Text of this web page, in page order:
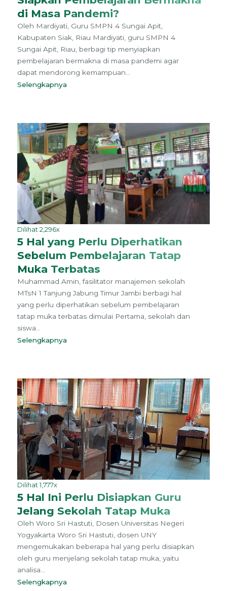
di Masa Pandemi?
Oleh Mardiyati, Guru SMPN 4 Sungai Apit,
Kabupaten Siak, Riau Mardiyati, guru SMPN 4
Sungai Apit, Riau, berbagi tip menyiapkan
pembelajaran bermakna di masa pandemi agar
dapat mendorong kemampuan...
Selengkapnya
Dilihat 2,296x
5 Hal yang Perlu Diperhatikan
Sebelum Pembelajaran Tatap
Muka Terbatas
Muhammad Amin, fasilitator manajemen sekolah
MTsN 1 Tanjung Jabung Timur Jambi berbagi hal
yang perlu diperhatikan sebelum pembelajaran
tatap muka terbatas dimulai Pertama, sekolah dan
siswa...
Selengkapnya
Dilihat 1,777x
5 Hal Ini Perlu Disiapkan Guru
Jelang Sekolah Tatap Muka
Oleh Woro Sri Hastuti, Dosen Universitas Negeri
Yogyakarta Woro Sri Hastuti, dosen UNY
mengemukakan beberapa hal yang perlu disiapkan
oleh guru menjelang sekolah tatap muka, yaitu
analisa...
Selengkapnya